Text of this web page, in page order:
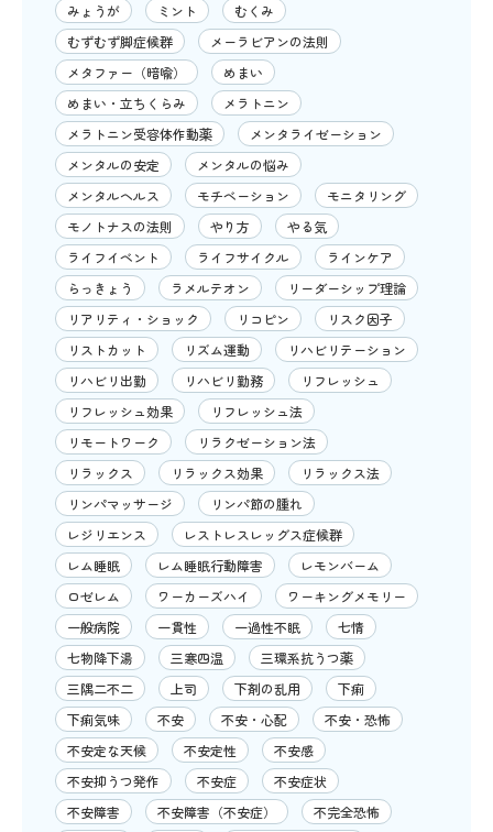
みょうが
ミント
むくみ
むずむず脚症候群
メーラビアンの法則
メタファー（暗喩）
めまい
めまい・立ちくらみ
メラトニン
メラトニン受容体作動薬
メンタライゼーション
メンタルの安定
メンタルの悩み
メンタルヘルス
モチベーション
モニタリング
モノトナスの法則
やり方
やる気
ライフイベント
ライフサイクル
ラインケア
らっきょう
ラメルテオン
リーダーシップ理論
リアリティ・ショック
リコピン
リスク因子
リストカット
リズム運動
リハビリテーション
リハビリ出勤
リハビリ勤務
リフレッシュ
リフレッシュ効果
リフレッシュ法
リモートワーク
リラクゼーション法
リラックス
リラックス効果
リラックス法
リンパマッサージ
リンパ節の腫れ
レジリエンス
レストレスレッグス症候群
レム睡眠
レム睡眠行動障害
レモンバーム
ロゼレム
ワーカーズハイ
ワーキングメモリー
一般病院
一貫性 一過性不眠
七情
七物降下湯
三寒四温
三環系抗うつ薬
三隅二不二
上司 下剤の乱用
下痢
下痢気味
不安 不安・心配
不安・恐怖
不安定な天候
不安定性
不安感
不安抑うつ発作
不安症
不安症状
不安障害
不安障害（不安症）
不完全恐怖